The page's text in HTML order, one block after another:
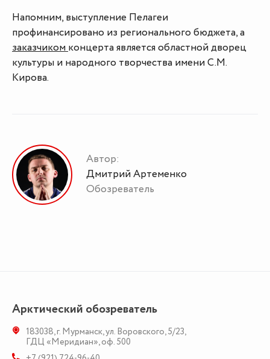
Напомним, выступление Пелагеи
профинансировано из регионального бюджета, а
заказчиком концерта является областной дворец
культуры и народного творчества имени С.М.
Кирова.
Автор:
Дмитрий Артеменко
Обозреватель
Арктический обозреватель
183038,г. Мурманск,ул. Воровского, 5/23,
ГДЦ «Меридиан», оф. 500